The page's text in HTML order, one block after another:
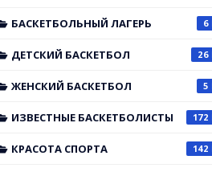
БАСКЕТБОЛЬНЫЙ ЛАГЕРЬ 6
ДЕТСКИЙ БАСКЕТБОЛ 26
ЖЕНСКИЙ БАСКЕТБОЛ 5
ИЗВЕСТНЫЕ БАСКЕТБОЛИСТЫ 172
КРАСОТА СПОРТА 142